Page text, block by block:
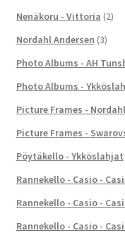
Nenäkoru - Vittoria (2)
Nordahl Andersen (3)
Photo Albums - AH
Photo Albums -
Picture Frames -
Picture Frames -
Pöytäkello - Ykköslahjat
Rannekello - Casio -
Rannekello - Casio -
Rannekello - Casio -